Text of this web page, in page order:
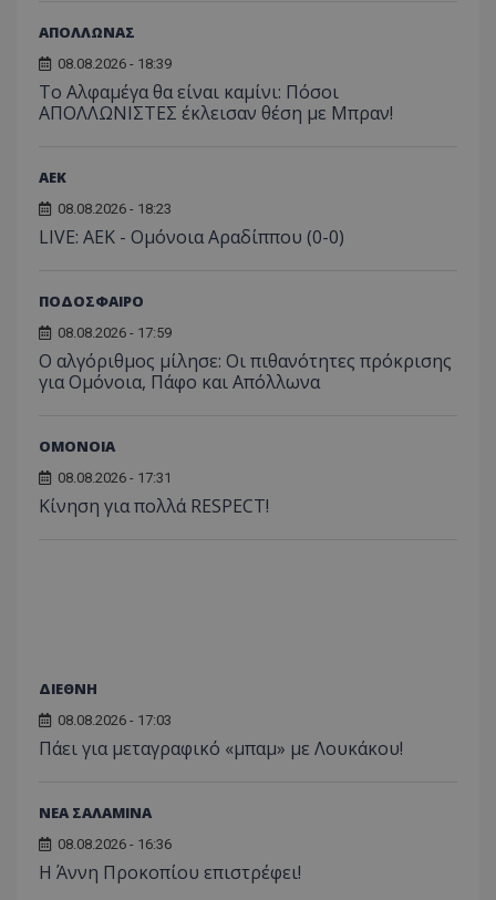
ΑΠΟΛΛΩΝΑΣ
08.08.2026 - 18:39
Το Αλφαμέγα θα είναι καμίνι: Πόσοι
ΑΠΟΛΛΩΝΙΣΤΕΣ έκλεισαν θέση με Μπραν!
ΑEK
08.08.2026 - 18:23
LIVE: ΑΕΚ - Ομόνοια Αραδίππου (0-0)
ΠΟΔΟΣΦΑΙΡΟ
08.08.2026 - 17:59
Ο αλγόριθμος μίλησε: Οι πιθανότητες πρόκρισης
για Ομόνοια, Πάφο και Απόλλωνα
ΟΜΟΝΟΙΑ
08.08.2026 - 17:31
Κίνηση για πολλά RESPECT!
ΔΙΕΘΝΗ
08.08.2026 - 17:03
Πάει για μεταγραφικό «μπαμ» με Λουκάκου!
ΝΕΑ ΣΑΛΑΜΙΝΑ
08.08.2026 - 16:36
Η Άννη Προκοπίου επιστρέφει!